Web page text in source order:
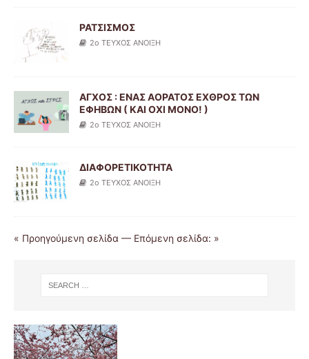
ΡΑΤΣΙΣΜΟΣ
2ο ΤΕΥΧΟΣ ΑΝΟΙΞΗ
ΑΓΧΟΣ : ΕΝΑΣ ΑΟΡΑΤΟΣ ΕΧΘΡΟΣ ΤΩΝ
ΕΦΗΒΩΝ ( ΚΑΙ ΟΧΙ ΜΟΝΟ! )
2ο ΤΕΥΧΟΣ ΑΝΟΙΞΗ
ΔΙΑΦΟΡΕΤΙΚΟΤΗΤΑ
2ο ΤΕΥΧΟΣ ΑΝΟΙΞΗ
« Προηγούμενη σελίδα — Επόμενη σελίδα: »